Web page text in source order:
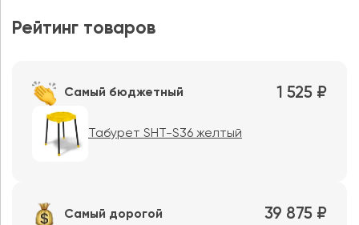
Рейтинг товаров
Самый бюджетный 1 525 ₽
Табурет SHT-S36 желтый
Самый дорогой 39 875 ₽